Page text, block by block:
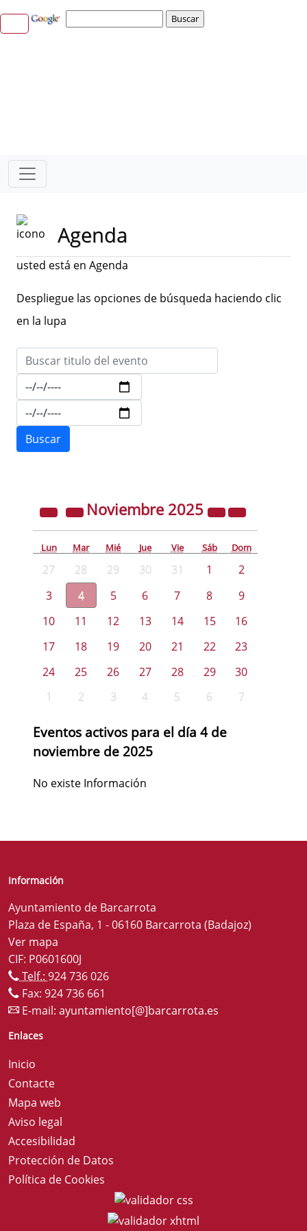
Agenda
usted está en Agenda
Despliegue las opciones de búsqueda haciendo clic
en la lupa
Noviembre 2025
Lun Mar Mié Jue Vie Sáb Dom
27 28 29 30 31 1
2
3
4 5 6 7 8
9
10
11 12 13 14 15
16
17
18 19 20 21 22
23
24
25 26 27 28 29
30
1
2 3 4 5 6 7
Eventos activos para el día 4 de
noviembre de 2025
No existe Información
Información
Ayuntamiento de Barcarrota
Plaza de España, 1 - 06160 Barcarrota (Badajoz)
Ver mapa
CIF: P0601600J
Telf.: 924 736 026
Fax: 924 736 661
E-mail: ayuntamiento[@]barcarrota.es
Enlaces
Inicio
Contacte
Mapa web
Aviso legal
Accesibilidad
Protección de Datos
Política de Cookies